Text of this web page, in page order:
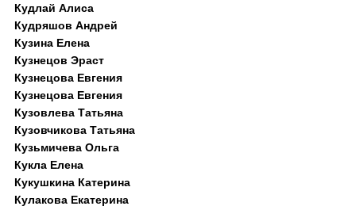
Кудлай Алиса
Кудряшов Андрей
Кузина Елена
Кузнецов Эраст
Кузнецова Евгения
Кузнецова Евгения
Кузовлева Татьяна
Кузовчикова Татьяна
Кузьмичева Ольга
Кукла Елена
Кукушкина Катерина
Кулакова Екатерина